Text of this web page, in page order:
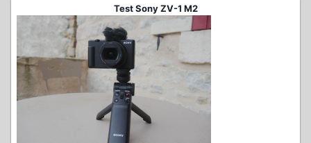
Test Sony ZV-1 M2